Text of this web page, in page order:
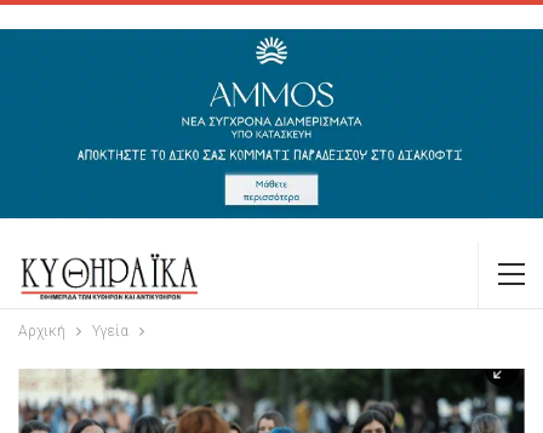
Αρχική Υγεία